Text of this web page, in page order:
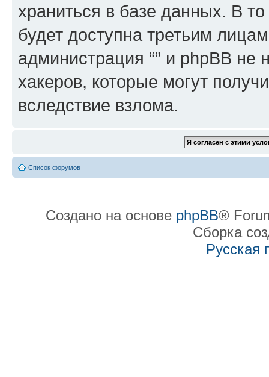
храниться в базе данных. В
будет доступна третьим
администрация “” и phpBB не
хакеров, которые могут
вследствие взлома.
Список форумов
Создано на основе phpBB®
Сборка
Русская